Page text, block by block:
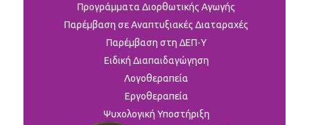
Προγράμματα Διορθωτικής Αγωγής
Παρέμβαση σε Αναπτυξιακές Διαταραχές
Παρέμβαση στη ΔΕΠ-Υ
Ειδική Διαπαιδαγώγηση
Λογοθεραπεία
Εργοθεραπεία
Ψυχολογική Υποστήριξη